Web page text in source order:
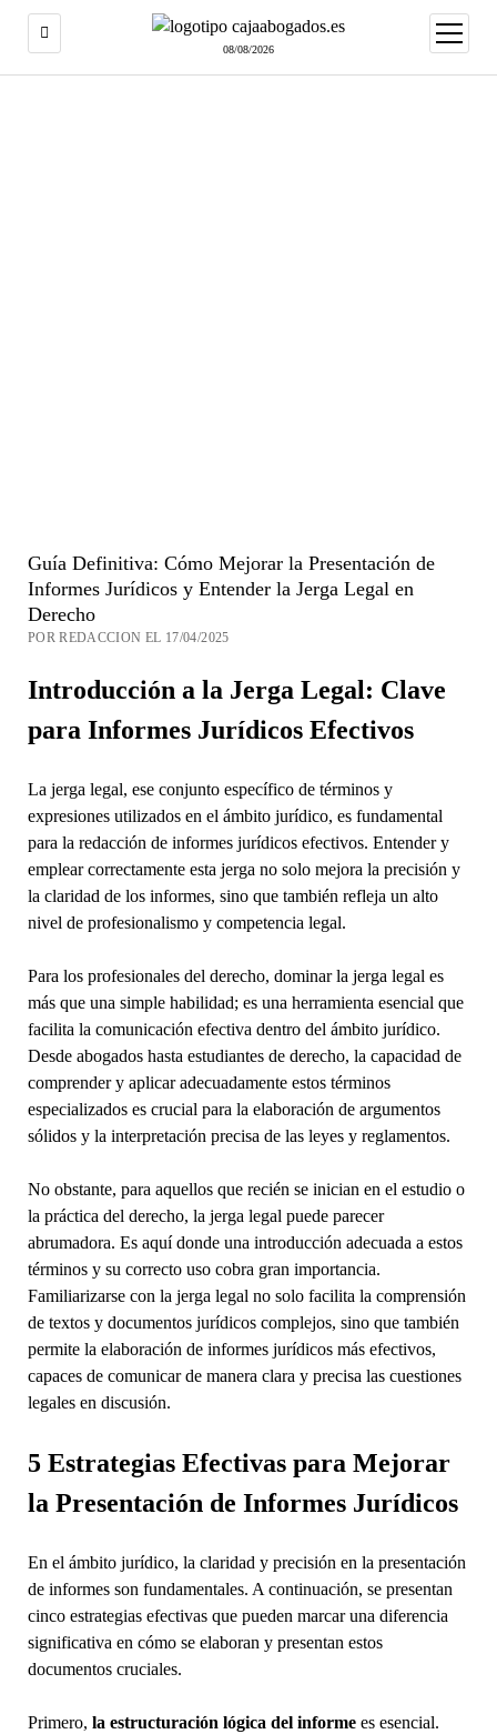
08/08/2026
abrir
menú
Guía Definitiva: Cómo Mejorar la Presentación de
Informes Jurídicos y Entender la Jerga Legal en
Derecho
POR REDACCION EL 17/04/2025
Introducción a la Jerga Legal: Clave
para Informes Jurídicos Efectivos
La jerga legal, ese conjunto específico de términos y
expresiones utilizados en el ámbito jurídico, es fundamental
para la redacción de informes jurídicos efectivos. Entender y
emplear correctamente esta jerga no solo mejora la precisión y
la claridad de los informes, sino que también refleja un alto
nivel de profesionalismo y competencia legal.
Para los profesionales del derecho, dominar la jerga legal es
más que una simple habilidad; es una herramienta esencial que
facilita la comunicación efectiva dentro del ámbito jurídico.
Desde abogados hasta estudiantes de derecho, la capacidad de
comprender y aplicar adecuadamente estos términos
especializados es crucial para la elaboración de argumentos
sólidos y la interpretación precisa de las leyes y reglamentos.
No obstante, para aquellos que recién se inician en el estudio o
la práctica del derecho, la jerga legal puede parecer
abrumadora. Es aquí donde una introducción adecuada a estos
términos y su correcto uso cobra gran importancia.
Familiarizarse con la jerga legal no solo facilita la comprensión
de textos y documentos jurídicos complejos, sino que también
permite la elaboración de informes jurídicos más efectivos,
capaces de comunicar de manera clara y precisa las cuestiones
legales en discusión.
5 Estrategias Efectivas para Mejorar
la Presentación de Informes Jurídicos
En el ámbito jurídico, la claridad y precisión en la presentación
de informes son fundamentales. A continuación, se presentan
cinco estrategias efectivas que pueden marcar una diferencia
significativa en cómo se elaboran y presentan estos
documentos cruciales.
Primero, la estructuración lógica del informees esencial.